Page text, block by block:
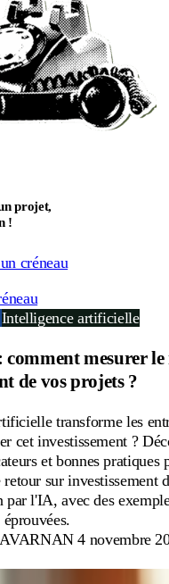
projet,
!
créneau
Intelligence artificielle
comment mesurer
de vos projets ?
transforme les
cet investissement ?
et bonnes pratiques
sur investissement
par l'IA, avec des
4 novembre